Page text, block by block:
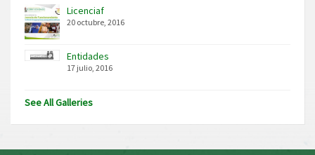
Licenciaf
20 octubre, 2016
Entidades
17 julio, 2016
See All Galleries